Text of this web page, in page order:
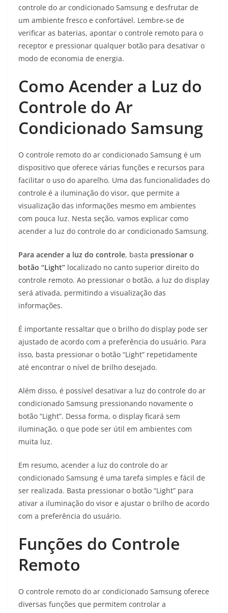
controle do ar condicionado Samsung e desfrutar de
um ambiente fresco e confortável. Lembre-se de
verificar as baterias, apontar o controle remoto para o
receptor e pressionar qualquer botão para desativar o
modo de economia de energia.
Como Acender a Luz do
Controle do Ar
Condicionado Samsung
O controle remoto do ar condicionado Samsung é um
dispositivo que oferece várias funções e recursos para
facilitar o uso do aparelho. Uma das funcionalidades do
controle é a iluminação do visor, que permite a
visualização das informações mesmo em ambientes
com pouca luz. Nesta seção, vamos explicar como
acender a luz do controle do ar condicionado Samsung.
Para acender a luz do controle, basta pressionar o
botão “Light” localizado no canto superior direito do
controle remoto. Ao pressionar o botão, a luz do display
será ativada, permitindo a visualização das
informações.
É importante ressaltar que o brilho do display pode ser
ajustado de acordo com a preferência do usuário. Para
isso, basta pressionar o botão “Light” repetidamente
até encontrar o nível de brilho desejado.
Além disso, é possível desativar a luz do controle do ar
condicionado Samsung pressionando novamente o
botão “Light”. Dessa forma, o display ficará sem
iluminação, o que pode ser útil em ambientes com
muita luz.
Em resumo, acender a luz do controle do ar
condicionado Samsung é uma tarefa simples e fácil de
ser realizada. Basta pressionar o botão “Light” para
ativar a iluminação do visor e ajustar o brilho de acordo
com a preferência do usuário.
Funções do Controle
Remoto
O controle remoto do ar condicionado Samsung oferece
diversas funções que permitem controlar a